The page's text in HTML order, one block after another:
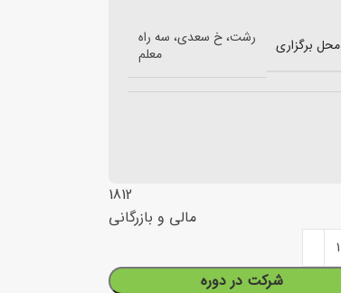
محل برگزاری
رشت، خ سعدی، سه راه
معلم
1812
مالی و بازرگانی
شرکت در دوره